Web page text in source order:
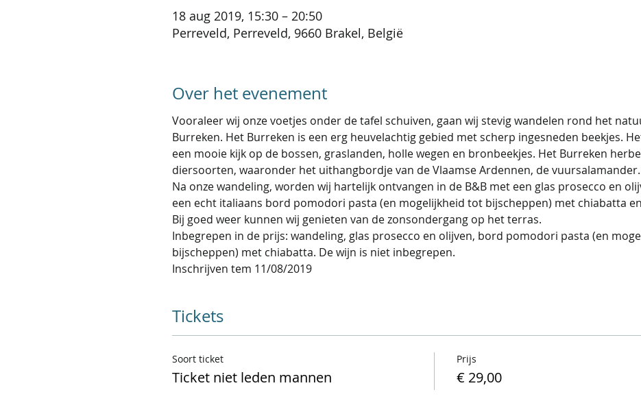
18 aug 2019, 15:30 – 20:50
Perreveld, Perreveld, 9660 Brakel, België
Over het evenement
Vooraleer wij onze voetjes onder de tafel schuiven, gaan wij stevig wandelen rond het
Burreken. Het Burreken is een erg heuvelachtig gebied met scherp ingesneden beekjes.
een mooie kijk op de bossen, graslanden, holle wegen en bronbeekjes. Het Burreken
diersoorten, waaronder het uithangbordje van de Vlaamse Ardennen, de vuursalamander.
Na onze wandeling, worden wij hartelijk ontvangen in de B&B met een glas prosecco en
een echt italiaans bord pomodori pasta (en mogelijkheid tot bijscheppen) met chiabatta
Bij goed weer kunnen wij genieten van de zonsondergang op het terras.
Inbegrepen in de prijs: wandeling, glas prosecco en olijven, bord pomodori pasta (en
bijscheppen) met chiabatta. De wijn is niet inbegrepen.
Inschrijven tem 11/08/2019
Tickets
Soort ticket
Ticket niet leden mannen
Prijs
€ 29,00